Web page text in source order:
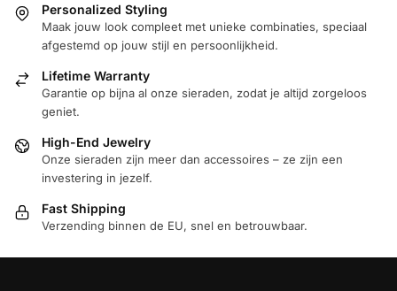
kan
gekozen
op
productpagina
gekozen
de
Personalized Styling
Maak jouw look compleet met unieke combinaties, speciaal
afgestemd op jouw stijl en persoonlijkheid.
Lifetime Warranty
Garantie op bijna al onze sieraden, zodat je altijd zorgeloos
geniet.
High-End Jewelry
Onze sieraden zijn meer dan accessoires – ze zijn een
investering in jezelf.
Fast Shipping
Verzending binnen de EU, snel en betrouwbaar.